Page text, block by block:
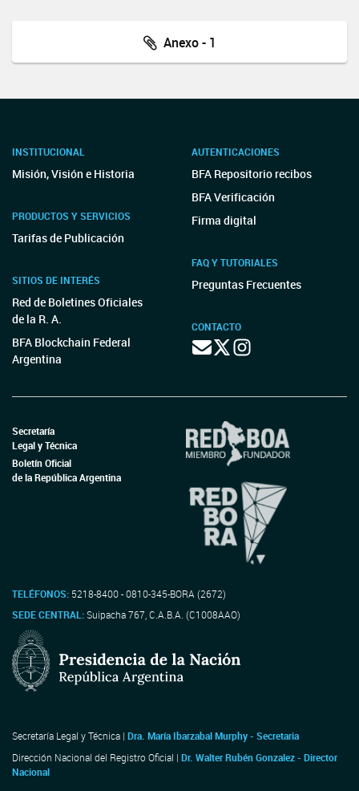
Anexo - 1
INSTITUCIONAL
Misión, Visión e Historia
PRODUCTOS Y SERVICIOS
Tarifas de Publicación
SITIOS DE INTERÉS
Red de Boletines Oficiales
de la R. A.
BFA Blockchain Federal
Argentina
AUTENTICACIONES
BFA Repositorio recibos
BFA Verificación
Firma digital
FAQ Y TUTORIALES
Preguntas Frecuentes
CONTACTO
Secretaría
Legal y Técnica
Boletín Oficial
de la República Argentina
TELÉFONOS: 5218-8400 - 0810-345-BORA (2672)
SEDE CENTRAL:Suipacha 767, C.A.B.A. (C1008AAO)
Secretaría Legal y Técnica | Dra. María Ibarzabal Murphy - Secretaria
Dirección Nacional del Registro Oficial | Dr. Walter Rubén Gonzalez - Director
Nacional